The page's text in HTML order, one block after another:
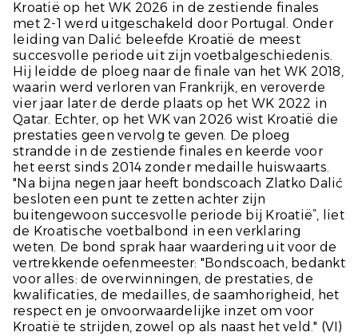
Kroatië op het WK 2026 in de zestiende finales
met 2-1 werd uitgeschakeld door Portugal. Onder
leiding van Dalić beleefde Kroatië de meest
succesvolle periode uit zijn voetbalgeschiedenis.
Hij leidde de ploeg naar de finale van het WK 2018,
waarin werd verloren van Frankrijk, en veroverde
vier jaar later de derde plaats op het WK 2022 in
Qatar. Echter, op het WK van 2026 wist Kroatië die
prestaties geen vervolg te geven. De ploeg
strandde in de zestiende finales en keerde voor
het eerst sinds 2014 zonder medaille huiswaarts.
"Na bijna negen jaar heeft bondscoach Zlatko Dalić
besloten een punt te zetten achter zijn
buitengewoon succesvolle periode bij Kroatië”, liet
de Kroatische voetbalbond in een verklaring
weten. De bond sprak haar waardering uit voor de
vertrekkende oefenmeester: "Bondscoach, bedankt
voor alles: de overwinningen, de prestaties, de
kwalificaties, de medailles, de saamhorigheid, het
respect en je onvoorwaardelijke inzet om voor
Kroatië te strijden, zowel op als naast het veld." (VI )